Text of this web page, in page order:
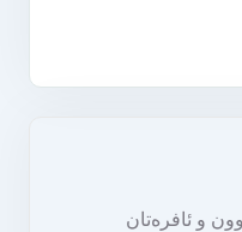
و ئافرەتان